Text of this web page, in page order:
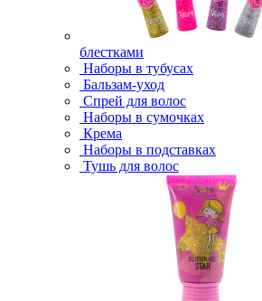
блестками
Наборы в тубусах
Бальзам-уход
Спрей для волос
Наборы в сумочках
Крема
Наборы в подставках
Тушь для волос